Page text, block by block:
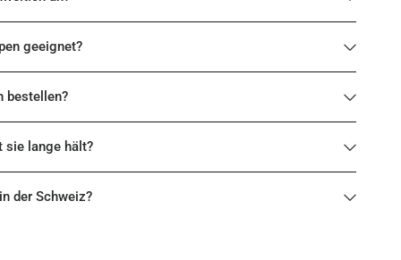
geeignet?
bestellen?
sie lange hält?
der Schweiz?